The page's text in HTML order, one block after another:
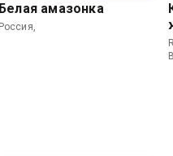
Белая амазонка
Россия,